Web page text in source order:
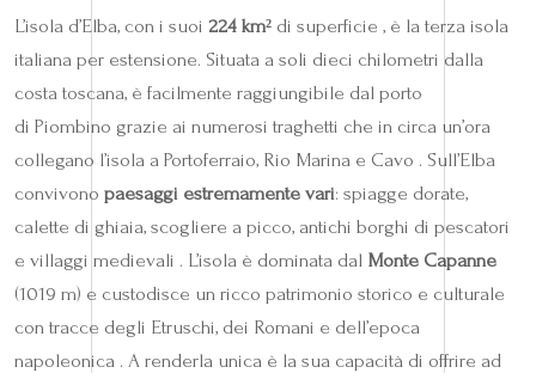
L’isola d’Elba, con i suoi 224 km² di superficie , è la terza isola
italiana per estensione. Situata a soli dieci chilometri dalla
costa toscana, è facilmente raggiungibile dal porto
di Piombino grazie ai numerosi traghetti che in circa un’ora
collegano l’isola a Portoferraio, Rio Marina e Cavo . Sull’Elba
convivono paesaggi estremamente vari: spiagge dorate,
calette di ghiaia, scogliere a picco, antichi borghi di pescatori
e villaggi medievali . L’isola è dominata dal Monte Capanne
(1019 m) e custodisce un ricco patrimonio storico e culturale
con tracce degli Etruschi, dei Romani e dell’epoca
napoleonica . A renderla unica è la sua capacità di offrire ad